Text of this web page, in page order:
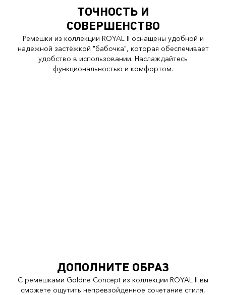
ТОЧНОСТЬ И
СОВЕРШЕНСТВО
Ремешки из коллекции ROYAL II оснащены удобной и
надёжной застёжкой "бабочка", которая обеспечивает
удобство в использовании. Наслаждайтесь
функциональностью и комфортом.
ДОПОЛНИТЕ ОБРАЗ
С ремешками Goldne Concept из коллекции ROYAL II вы
сможете ощутить непревзойденное сочетание стиля,